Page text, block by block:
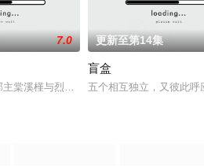
只剩少帅林殊侥幸生还。十二年后林殊
7.0
棠溪槿与烈云峥之间曲折动人的情感，以
更新至第14集
盲盒
五个相互独立，又彼此呼